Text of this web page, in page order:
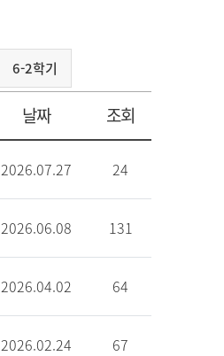
6-2학기
날짜 조회
2026.07.27 24
2026.06.08 131
2026.04.02 64
2026.02.24 67